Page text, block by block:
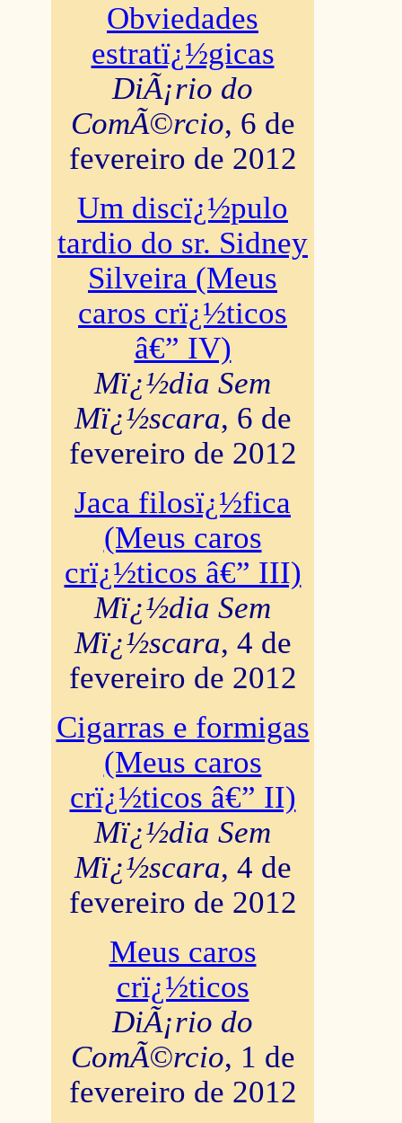
Obviedades
estratï¿½gicas
DiÃ¡rio do
ComÃ©rcio, 6 de
fevereiro de 2012
Um discï¿½pulo
tardio do sr. Sidney
Silveira (Meus
caros crï¿½ticos
â€” IV)
Mï¿½dia Sem
Mï¿½scara, 6 de
fevereiro de 2012
Jaca filosï¿½fica
(Meus caros
crï¿½ticos â€” III)
Mï¿½dia Sem
Mï¿½scara, 4 de
fevereiro de 2012
Cigarras e formigas
(Meus caros
crï¿½ticos â€” II)
Mï¿½dia Sem
Mï¿½scara, 4 de
fevereiro de 2012
Meus caros
crï¿½ticos
DiÃ¡rio do
ComÃ©rcio, 1 de
fevereiro de 2012